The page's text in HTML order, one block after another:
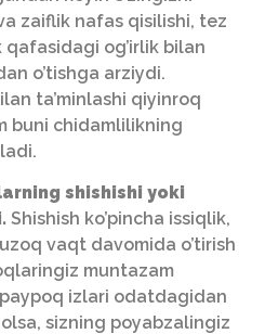
zaiflik nafas qisilishi, tez
qafasidagi og’irlik bilan
o’tishga arziydi.
ta’minlashi qiyinroq
buni chidamlilikning
shishishi yoki
Shishish ko’pincha issiqlik,
vaqt davomida o’tirish
muntazam
izlari odatdagidan
sizning poyabzalingiz